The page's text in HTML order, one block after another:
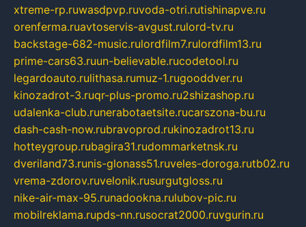
xtreme-rp.ruwasdpvp.ruvoda-otri.rutishinapve.ru
orenferma.ruavtoservis-avgust.rulord-tv.ru
backstage-682-music.rulordfilm7.rulordfilm13.ru
prime-cars63.ruun-believable.rucodetool.ru
legardoauto.rulithasa.rumuz-1.rugooddver.ru
kinozadrot-3.ruqr-plus-promo.ru2shizashop.ru
udalenka-club.runerabotaetsite.rucarszona-bu.ru
dash-cash-now.rubravoprod.rukinozadrot13.ru
hotteygroup.rubagira31.rudommarketnsk.ru
dveriland73.runis-glonass51.ruveles-doroga.rutb02.ru
vrema-zdorov.ruvelonik.rusurgutgloss.ru
nike-air-max-95.runadookna.rulubov-pic.ru
mobilreklama.rupds-nn.rusocrat2000.ruvgurin.ru